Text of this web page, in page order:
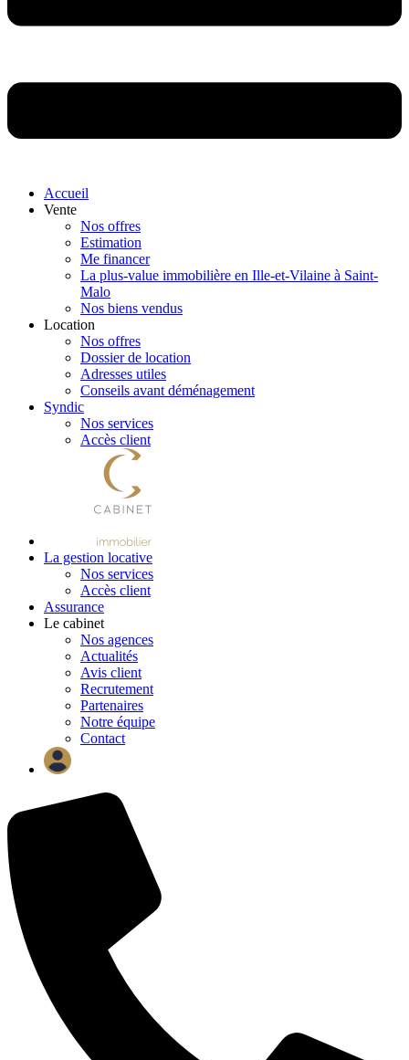
Accueil
Vente
Nos offres
Estimation
Me financer
La plus-value immobilière en Ille-et-Vilaine à Saint-
Malo
Nos biens vendus
Location
Nos offres
Dossier de location
Adresses utiles
Conseils avant déménagement
Syndic
Nos services
Accès client
La gestion locative
Nos services
Accès client
Assurance
Le cabinet
Nos agences
Actualités
Avis client
Recrutement
Partenaires
Notre équipe
Contact